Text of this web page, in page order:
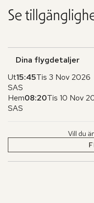
Se
Dina flygdetaljer
Ut15:45Tis 3 Nov 2026
SAS
Hem08:20Tis 10 Nov
SAS
Vill du